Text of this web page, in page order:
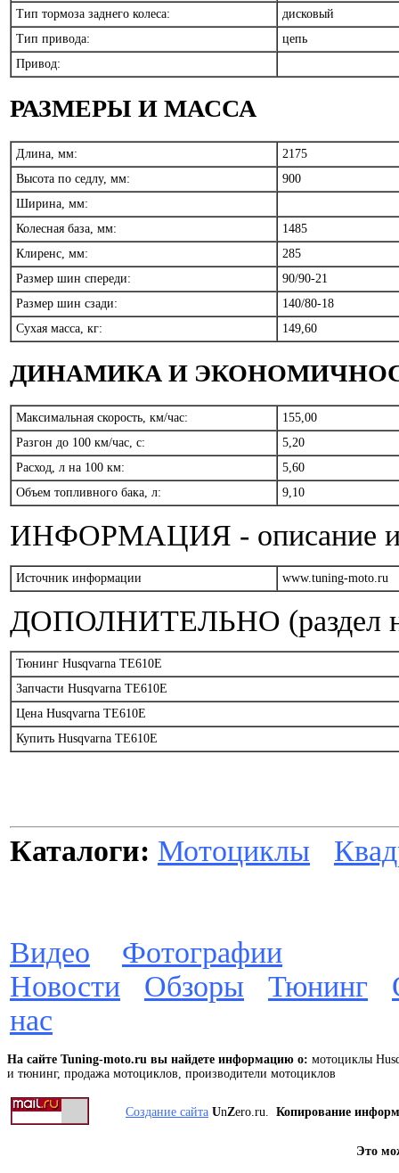
Тип тормоза заднего колеса:
дисковый
Тип привода:
цепь
Привод:
РАЗМЕРЫ И МАССА
Длина, мм:
2175
Высота по седлу, мм:
900
Ширина, мм:
Колесная база, мм:
1485
Клиренс, мм:
285
Размер шин спереди:
90/90-21
Размер шин сзади:
140/80-18
Сухая масса, кг:
149,60
ДИНАМИКА И
Максимальная скорость, км/час:
155,00
Разгон до 100 км/час, с:
5,20
Расход, л на 100 км:
5,60
Объем топливного бака, л:
9,10
ИНФОРМАЦИЯ - описание и
Источник информации www.tuning-moto.ru
ДОПОЛНИТЕЛЬНО (раздел
Тюнинг Husqvarna TE610E
Запчасти Husqvarna TE610E
Цена Husqvarna TE610E
Купить Husqvarna TE610E
Каталоги: Мотоциклы
Видео
Фотографии
Новости
Обзоры Тюнинг
нас
На сайте Tuning-moto.ru вы найдете информацию о: мотоциклы
и тюнинг, продажа мотоциклов, производители мотоциклов
Создание сайта UnZero.ru. Копирование
Это